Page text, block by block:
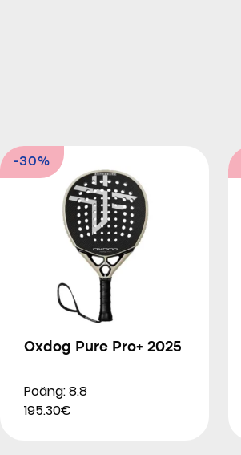
-30%
Oxdog Pure Pro+ 2025
Poäng: 8.8
195.30€